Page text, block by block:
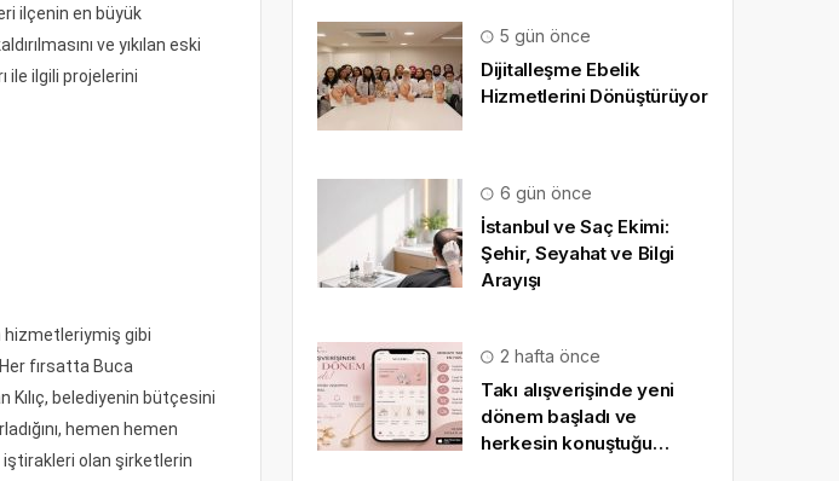
ilçenin en büyük
ve yıkılan eski
ile ilgili projelerini
hizmetleriymiş gibi
fırsatta Buca
Kılıç, belediyenin bütçesini
hemen hemen
iştirakleri olan şirketlerin
5 gün önce
Dijitalleşme Ebelik
Hizmetlerini Dönüştürüyor
6 gün önce
İstanbul ve Saç Ekimi:
Şehir, Seyahat ve Bilgi
Arayışı
2 hafta önce
Takı alışverişinde yeni
dönem başladı ve
herkesin konuştuğu